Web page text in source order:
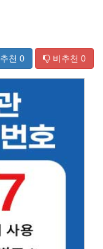
추천 0 비추천 0